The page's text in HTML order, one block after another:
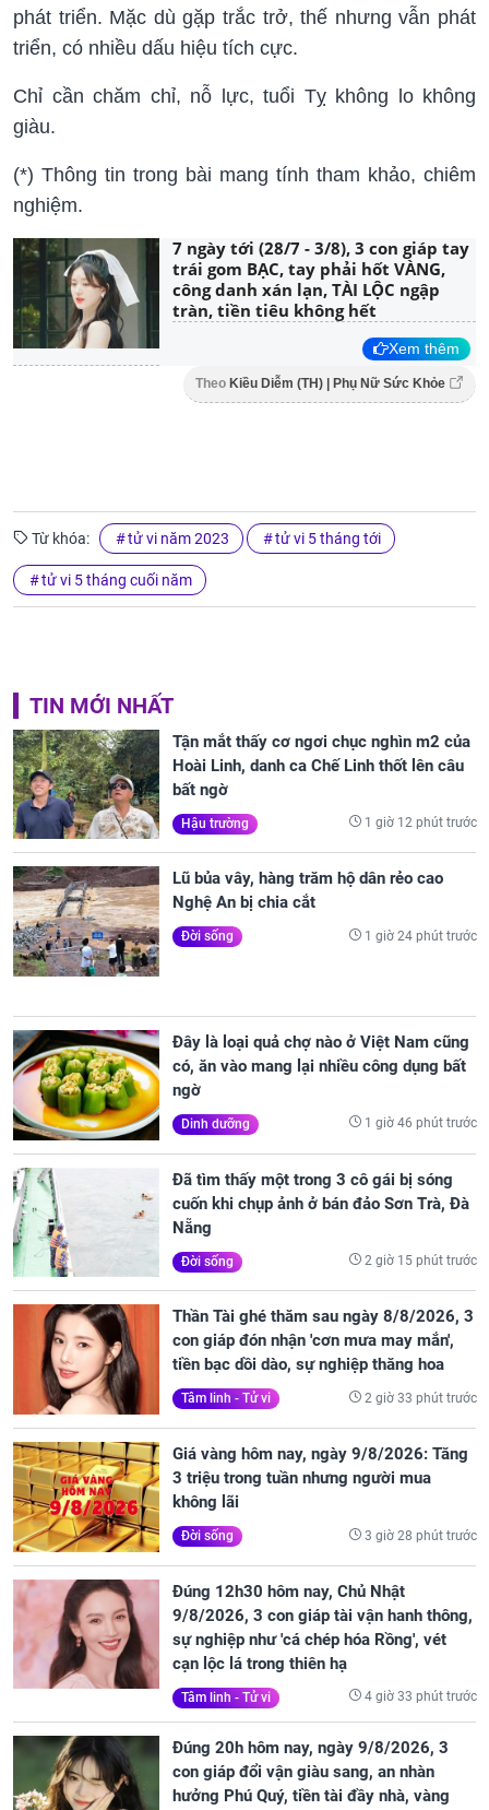
phát triển. Mặc dù gặp trắc trở, thế nhưng vẫn phát
triển, có nhiều dấu hiệu tích cực.
Chỉ cần chăm chỉ, nỗ lực, tuổi Tỵ không lo không
giàu.
(*) Thông tin trong bài mang tính tham khảo, chiêm
nghiệm.
7 ngày tới (28/7 - 3/8), 3 con giáp tay
trái gom BẠC, tay phải hốt VÀNG,
công danh xán lạn, TÀI LỘC ngập
tràn, tiền tiêu không hết
Xem thêm
Theo Kiều Diễm (TH) | Phụ Nữ Sức Khỏe
Từ khóa: tử vi năm 2023 tử vi 5 tháng tới
tử vi 5 tháng cuối năm
TIN MỚI NHẤT
Tận mắt thấy cơ ngơi chục nghìn m2 của
Hoài Linh, danh ca Chế Linh thốt lên câu
bất ngờ
Hậu trường 1 giờ 12 phút trước
Lũ bủa vây, hàng trăm hộ dân rẻo cao
Nghệ An bị chia cắt
Đời sống 1 giờ 24 phút trước
Đây là loại quả chợ nào ở Việt Nam cũng
có, ăn vào mang lại nhiều công dụng bất
ngờ
Dinh dưỡng 1 giờ 46 phút trước
Đã tìm thấy một trong 3 cô gái bị sóng
cuốn khi chụp ảnh ở bán đảo Sơn Trà, Đà
Nẵng
Đời sống 2 giờ 15 phút trước
Thần Tài ghé thăm sau ngày 8/8/2026, 3
con giáp đón nhận 'cơn mưa may mắn',
tiền bạc dồi dào, sự nghiệp thăng hoa
Tâm linh - Tử vi 2 giờ 33 phút trước
Giá vàng hôm nay, ngày 9/8/2026: Tăng
3 triệu trong tuần nhưng người mua
không lãi
Đời sống 3 giờ 28 phút trước
Đúng 12h30 hôm nay, Chủ Nhật
9/8/2026, 3 con giáp tài vận hanh thông,
sự nghiệp như 'cá chép hóa Rồng', vét
cạn lộc lá trong thiên hạ
Tâm linh - Tử vi 4 giờ 33 phút trước
Đúng 20h hôm nay, ngày 9/8/2026, 3
con giáp đổi vận giàu sang, an nhàn
hưởng Phú Quý, tiền tài đầy nhà, vàng